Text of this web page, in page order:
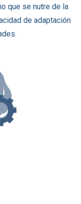
que se nutre de la
de adaptación